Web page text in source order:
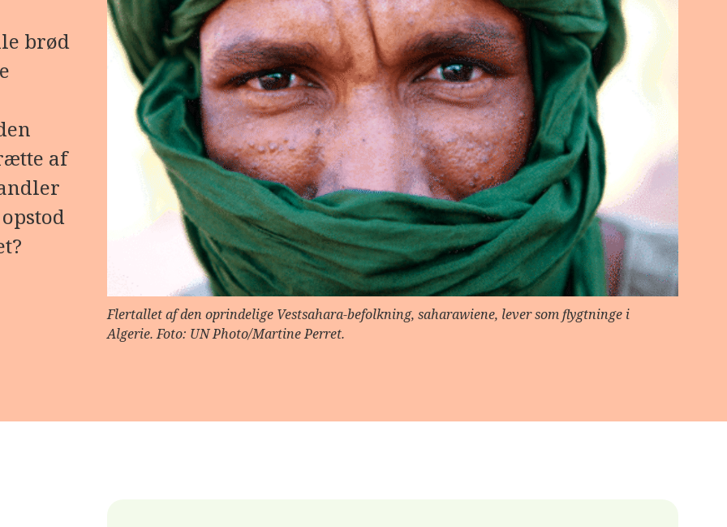
brød
af
Flertallet af den oprindelige Vestsahara-befolkning, saharawiene, lever som flygtninge i
Algerie. Foto: UN Photo/Martine Perret.